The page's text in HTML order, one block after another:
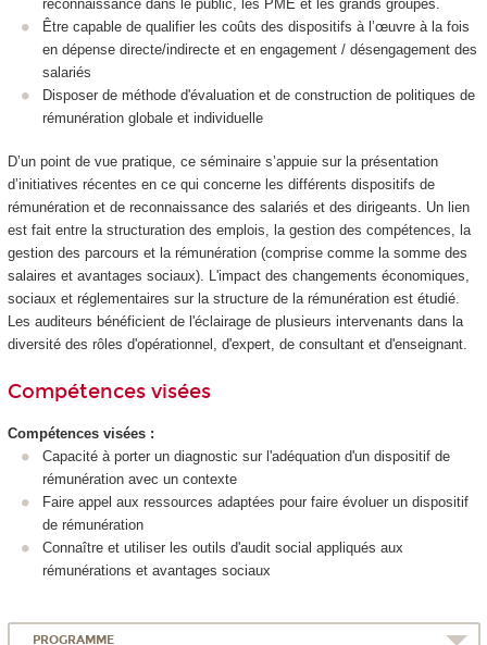
reconnaissance dans le public, les PME et les grands groupes.
Être capable de qualifier les coûts des dispositifs à l’œuvre à la fois
en dépense directe/indirecte et en engagement / désengagement des
salariés
Disposer de méthode d'évaluation et de construction de politiques de
rémunération globale et individuelle
D’un point de vue pratique, ce séminaire s’appuie sur la présentation
d’initiatives récentes en ce qui concerne les différents dispositifs de
rémunération et de reconnaissance des salariés et des dirigeants. Un lien
est fait entre la structuration des emplois, la gestion des compétences, la
gestion des parcours et la rémunération (comprise comme la somme des
salaires et avantages sociaux). L'impact des changements économiques,
sociaux et réglementaires sur la structure de la rémunération est étudié.
Les auditeurs bénéficient de l'éclairage de plusieurs intervenants dans la
diversité des rôles d'opérationnel, d'expert, de consultant et d'enseignant.
Compétences visées
Compétences visées :
Capacité à porter un diagnostic sur l'adéquation d'un dispositif de
rémunération avec un contexte
Faire appel aux ressources adaptées pour faire évoluer un dispositif
de rémunération
Connaître et utiliser les outils d'audit social appliqués aux
rémunérations et avantages sociaux
PROGRAMME